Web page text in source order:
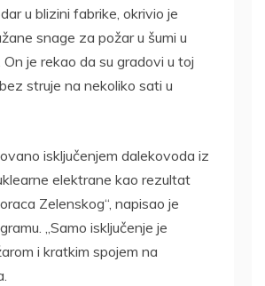
u blizini fabrike, okrivio je
snage za požar u šumi u
je rekao da su gradovi u toj
struje na nekoliko sati u
isključenjem dalekovoda iz
elektrane kao rezultat
Zelenskog“, napisao je
„Samo isključenje je
i kratkim spojem na